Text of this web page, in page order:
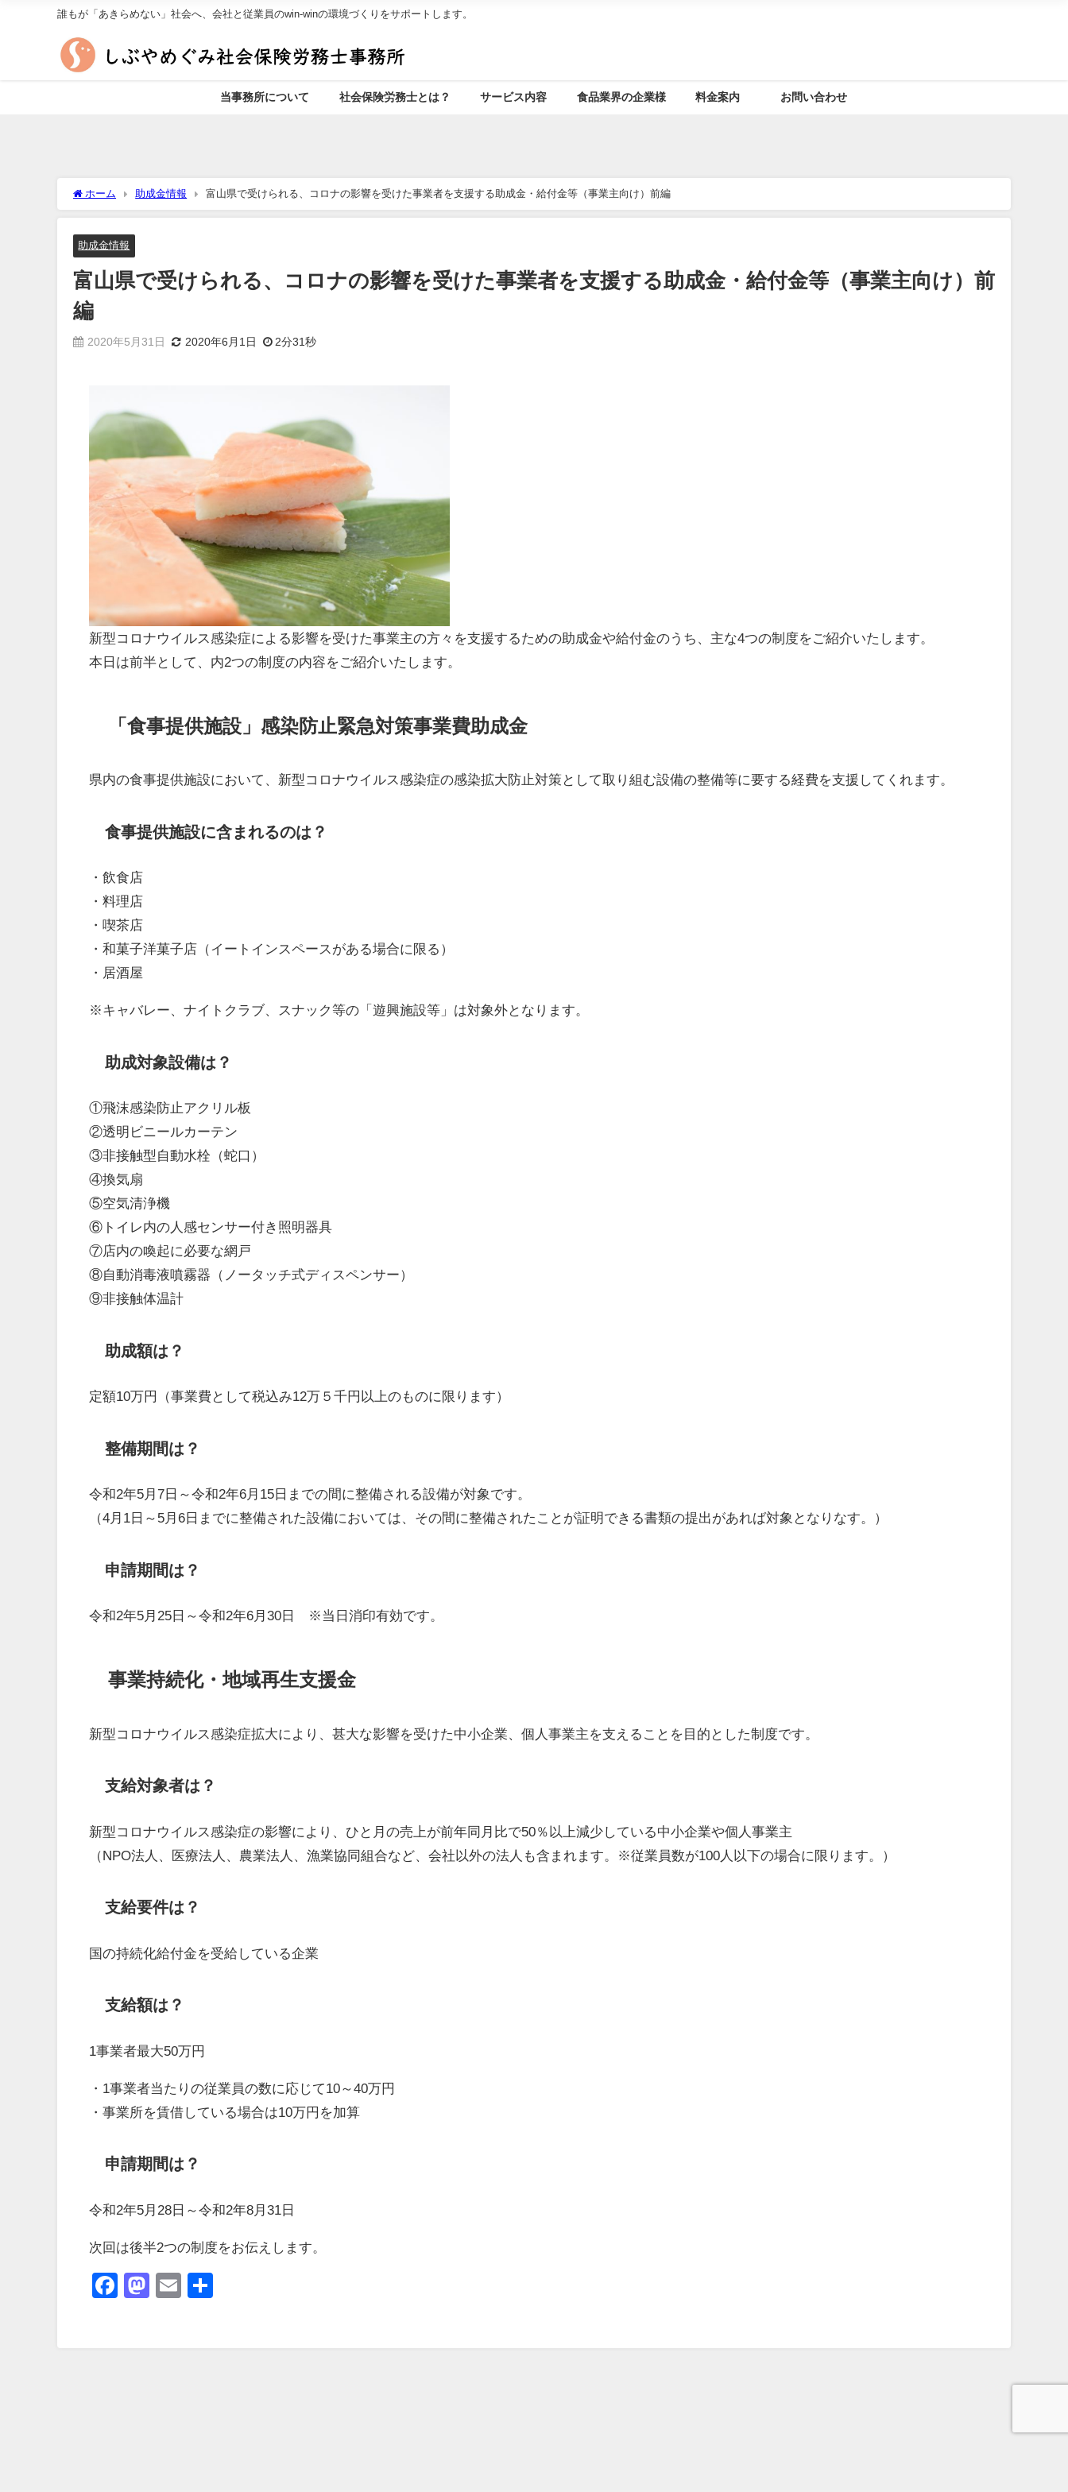
誰もが「あきらめない」社会へ、会社と従業員のwin-winの環境づくりをサポートします。
当事務所について 社会保険労務士とは？ サービス内容 食品業界の企業様 料金案内 お問い合わせ
ホーム 助成金情報 富山県で受けられる、コロナの影響を受けた事業者を支援する助成金・給付金等（事業主向け）前編
助成金情報
富山県で受けられる、コロナの影響を受けた事業者を支援する助成金・給付金等（事業主向け）前
編
2020年5月31日 2020年6月1日 2分31秒
新型コロナウイルス感染症による影響を受けた事業主の方々を支援するための助成金や給付金のうち、主な4つの制度をご紹介いたします。
本日は前半として、内2つの制度の内容をご紹介いたします。
「食事提供施設」感染防止緊急対策事業費助成金
県内の食事提供施設において、新型コロナウイルス感染症の感染拡大防止対策として取り組む設備の整備等に要する経費を支援してくれます。
食事提供施設に含まれるのは？
・飲食店
・料理店
・喫茶店
・和菓子洋菓子店（イートインスペースがある場合に限る）
・居酒屋
※キャバレー、ナイトクラブ、スナック等の「遊興施設等」は対象外となります。
助成対象設備は？
①飛沫感染防止アクリル板
②透明ビニールカーテン
③非接触型自動水栓（蛇口）
④換気扇
⑤空気清浄機
⑥トイレ内の人感センサー付き照明器具
⑦店内の喚起に必要な網戸
⑧自動消毒液噴霧器（ノータッチ式ディスペンサー）
⑨非接触体温計
助成額は？
定額10万円（事業費として税込み12万５千円以上のものに限ります）
整備期間は？
令和2年5月7日～令和2年6月15日までの間に整備される設備が対象です。
（4月1日～5月6日までに整備された設備においては、その間に整備されたことが証明できる書類の提出があれば対象となりなす。）
申請期間は？
令和2年5月25日～令和2年6月30日 ※当日消印有効です。
事業持続化・地域再生支援金
新型コロナウイルス感染症拡大により、甚大な影響を受けた中小企業、個人事業主を支えることを目的とした制度です。
支給対象者は？
新型コロナウイルス感染症の影響により、ひと月の売上が前年同月比で50％以上減少している中小企業や個人事業主
（NPO法人、医療法人、農業法人、漁業協同組合など、会社以外の法人も含まれます。※従業員数が100人以下の場合に限ります。）
支給要件は？
国の持続化給付金を受給している企業
支給額は？
1事業者最大50万円
・1事業者当たりの従業員の数に応じて10～40万円
・事業所を賃借している場合は10万円を加算
申請期間は？
令和2年5月28日～令和2年8月31日
次回は後半2つの制度をお伝えします。
Facebook
Mastodon
Email